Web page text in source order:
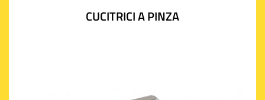
CUCITRICI A PINZA